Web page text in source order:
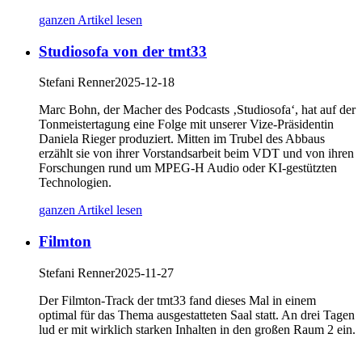
ganzen Artikel lesen
Studiosofa von der tmt33
Stefani Renner2025-12-18
Marc Bohn, der Macher des Podcasts ‚Studiosofa‘, hat auf der
Tonmeistertagung eine Folge mit unserer Vize-Präsidentin
Daniela Rieger produziert. Mitten im Trubel des Abbaus
erzählt sie von ihrer Vorstandsarbeit beim VDT und von ihren
Forschungen rund um MPEG-H Audio oder KI-gestützten
Technologien.
ganzen Artikel lesen
Filmton
Stefani Renner2025-11-27
Der Filmton-Track der tmt33 fand dieses Mal in einem
optimal für das Thema ausgestatteten Saal statt. An drei Tagen
lud er mit wirklich starken Inhalten in den großen Raum 2 ein.